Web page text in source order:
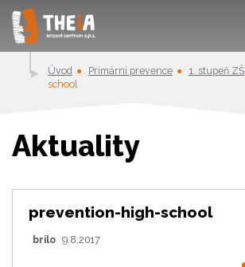
Úvod Primární prevence 1. stupeň ZŠ
school
Aktuality
prevention-high-school
brilo 9.8.2017